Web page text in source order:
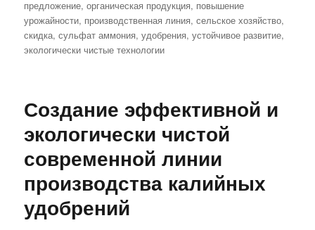
предложение,органическая продукция, повышение
урожайности, производственная линия,сельское хозяйство,
скидка,сульфат аммония,удобрения,устойчивое развитие,
экологически чистые технологии
Создание эффективной и
экологически чистой
современной линии
производства калийных
удобрений